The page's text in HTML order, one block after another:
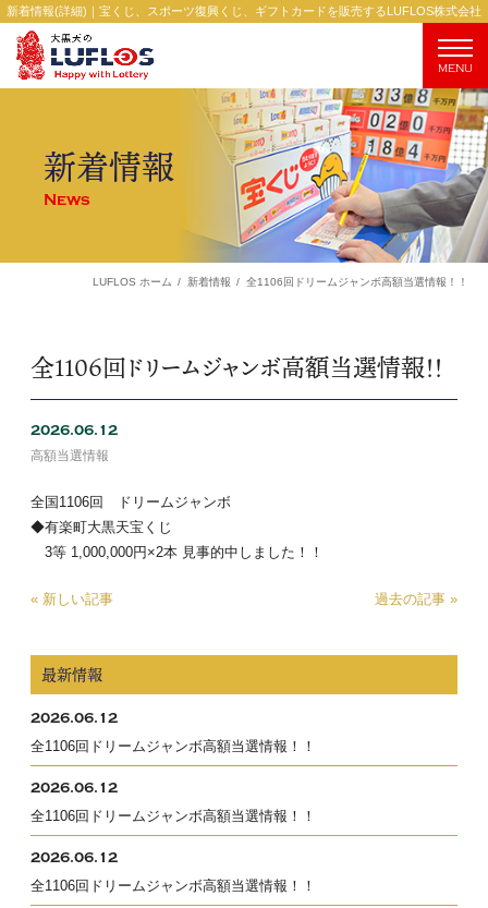
MENU
新着情報(詳細)｜宝くじ、スポーツ復興くじ、ギフトカードを販売するLUFLOS株式会社
新着情報
News
LUFLOS ホーム 新着情報 全1106回ドリームジャンボ高額当選情報！！
全1106回ドリームジャンボ高額当選情報！！
2026.06.12
高額当選情報
全国1106回 ドリームジャンボ
◆有楽町大黒天宝くじ
3等 1,000,000円×2本 見事的中しました！！
« 新しい記事 過去の記事 »
最新情報
2026.06.12
全1106回ドリームジャンボ高額当選情報！！
2026.06.12
全1106回ドリームジャンボ高額当選情報！！
2026.06.12
全1106回ドリームジャンボ高額当選情報！！